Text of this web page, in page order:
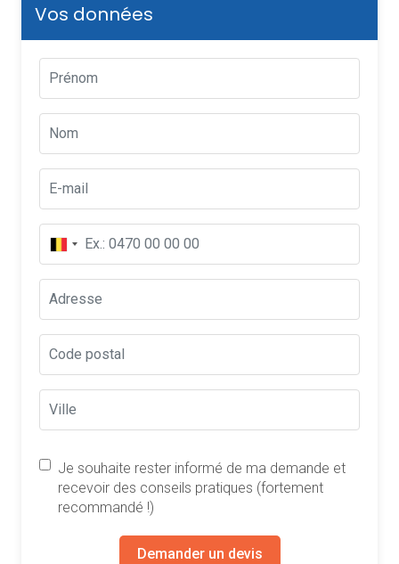
Vos données
Je souhaite rester informé de ma demande et
recevoir des conseils pratiques (fortement
recommandé !)
Demander un devis